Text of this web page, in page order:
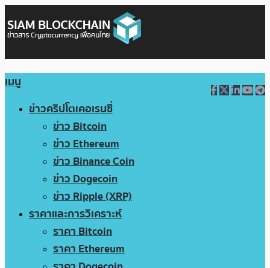
เมนู
ข่าวคริปโตเคอเรนซี่
ข่าว Bitcoin
ข่าว Ethereum
ข่าว Binance Coin
ข่าว Dogecoin
ข่าว Ripple (XRP)
ราคาและการวิเคราะห์
ราคา Bitcoin
ราคา Ethereum